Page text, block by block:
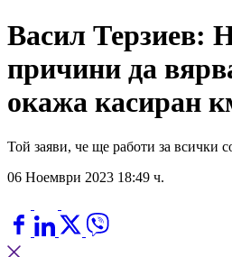
Васил Терзиев:
причини да
окажа касиран
Той заяви, че ще работи за всички
06 Ноември 2023 18:49 ч.